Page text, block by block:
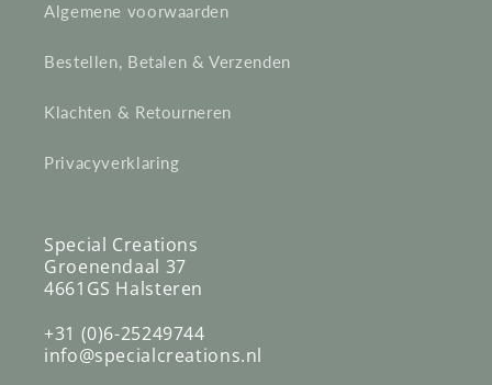
Algemene voorwaarden
Bestellen, Betalen & Verzenden
Klachten & Retourneren
Privacyverklaring
Special Creations
Groenendaal 37
4661GS Halsteren
+31 (0)6-25249744
info@specialcreations.nl